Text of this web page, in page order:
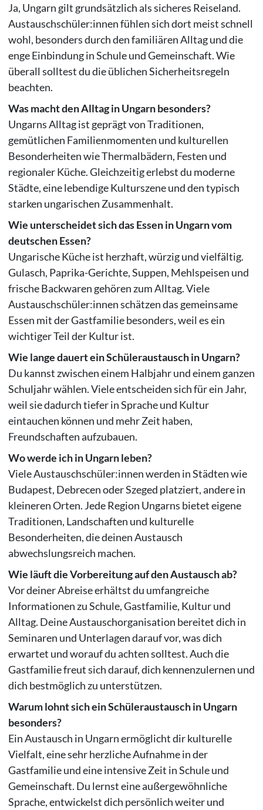
Ja, Ungarn gilt grundsätzlich als sicheres Reiseland.
Austauschschüler:innen fühlen sich dort meist schnell
wohl, besonders durch den familiären Alltag und die
enge Einbindung in Schule und Gemeinschaft. Wie
überall solltest du die üblichen Sicherheitsregeln
beachten.
Was macht den Alltag in Ungarn besonders?
Ungarns Alltag ist geprägt von Traditionen,
gemütlichen Familienmomenten und kulturellen
Besonderheiten wie Thermalbädern, Festen und
regionaler Küche. Gleichzeitig erlebst du moderne
Städte, eine lebendige Kulturszene und den typisch
starken ungarischen Zusammenhalt.
Wie unterscheidet sich das Essen in Ungarn vom
deutschen Essen?
Ungarische Küche ist herzhaft, würzig und vielfältig.
Gulasch, Paprika-Gerichte, Suppen, Mehlspeisen und
frische Backwaren gehören zum Alltag. Viele
Austauschschüler:innen schätzen das gemeinsame
Essen mit der Gastfamilie besonders, weil es ein
wichtiger Teil der Kultur ist.
Wie lange dauert ein Schüleraustausch in Ungarn?
Du kannst zwischen einem Halbjahr und einem ganzen
Schuljahr wählen. Viele entscheiden sich für ein Jahr,
weil sie dadurch tiefer in Sprache und Kultur
eintauchen können und mehr Zeit haben,
Freundschaften aufzubauen.
Wo werde ich in Ungarn leben?
Viele Austauschschüler:innen werden in Städten wie
Budapest, Debrecen oder Szeged platziert, andere in
kleineren Orten. Jede Region Ungarns bietet eigene
Traditionen, Landschaften und kulturelle
Besonderheiten, die deinen Austausch
abwechslungsreich machen.
Wie läuft die Vorbereitung auf den Austausch ab?
Vor deiner Abreise erhältst du umfangreiche
Informationen zu Schule, Gastfamilie, Kultur und
Alltag. Deine Austauschorganisation bereitet dich in
Seminaren und Unterlagen darauf vor, was dich
erwartet und worauf du achten solltest. Auch die
Gastfamilie freut sich darauf, dich kennenzulernen und
dich bestmöglich zu unterstützen.
Warum lohnt sich ein Schüleraustausch in Ungarn
besonders?
Ein Austausch in Ungarn ermöglicht dir kulturelle
Vielfalt, eine sehr herzliche Aufnahme in der
Gastfamilie und eine intensive Zeit in Schule und
Gemeinschaft. Du lernst eine außergewöhnliche
Sprache, entwickelst dich persönlich weiter und